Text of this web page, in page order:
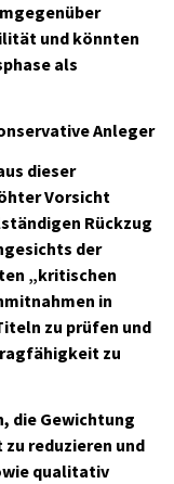
und könnten
als
Anleger
dieser
Vorsicht
Rückzug
der
„kritischen
in
zu prüfen und
zu
die Gewichtung
reduzieren und
qualitativ